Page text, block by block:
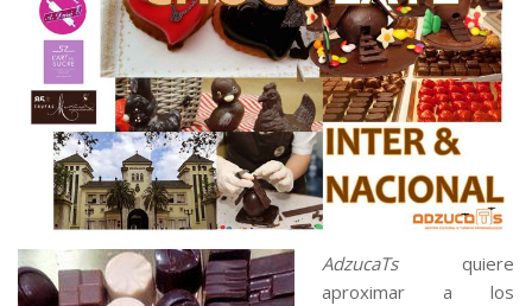
AdzucaTsquiere
aproximar a los